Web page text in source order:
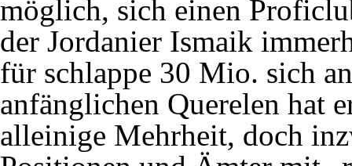
möglich, sich einen
der Jordanier Ismaik
für schlappe 30 Mio. sich
anfänglichen Querelen hat
alleinige Mehrheit, doch